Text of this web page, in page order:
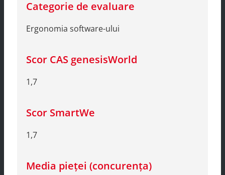
Ergonomia software-ului
1,7
1,7